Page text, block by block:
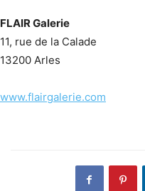
FLAIR Galerie
11, rue de la Calade
13200 Arles
www.flairgalerie.com